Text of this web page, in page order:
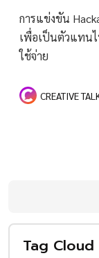
การแข่งขัน
เพื่อเป็นตัวแทน
ใช้จ่าย
CREATIVE
Tag Cloud